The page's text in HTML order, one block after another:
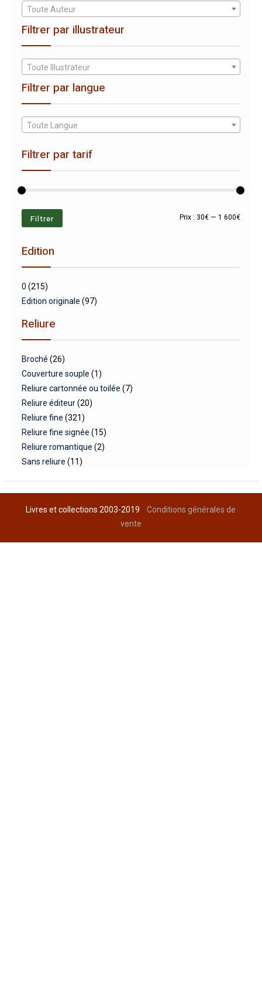
Toute Auteur
Filtrer par illustrateur
Toute Illustrateur
Filtrer par langue
Toute Langue
Filtrer par tarif
Prix
Prix
Filtrer Prix : 30€ —1 600€
Edition
0 (215)
Edition originale (97)
Reliure
Broché (26)
Couverture souple (1)
Reliure cartonnée ou toilée (7)
Reliure éditeur (20)
Reliure fine (321)
Reliure fine signée (15)
Reliure romantique (2)
Sans reliure (11)
Livres et collections 2003-2019Conditions générales de
vente